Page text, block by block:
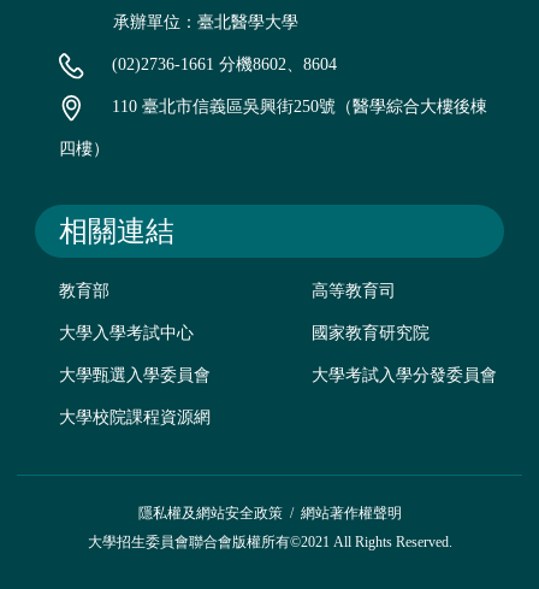
承辦單位：臺北醫學大學
(02)2736-1661 分機8602、8604
110 臺北市信義區吳興街250號（醫學綜合大樓後棟
四樓）
相關連結
教育部 高等教育司
大學入學考試中心 國家教育研究院
大學甄選入學委員會 大學考試入學分發委員會
大學校院課程資源網
隱私權及網站安全政策/ 網站著作權聲明
大學招生委員會聯合會版權所有©2021 All Rights Reserved.